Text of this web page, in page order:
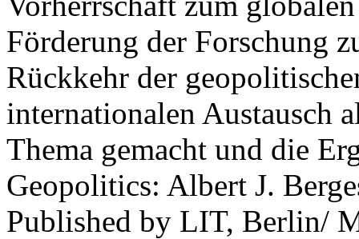
Förderung der Forschung
Rückkehr der
internationalen Austausch
Thema gemacht und die
Geopolitics: Albert J.
Published by LIT, Berlin/